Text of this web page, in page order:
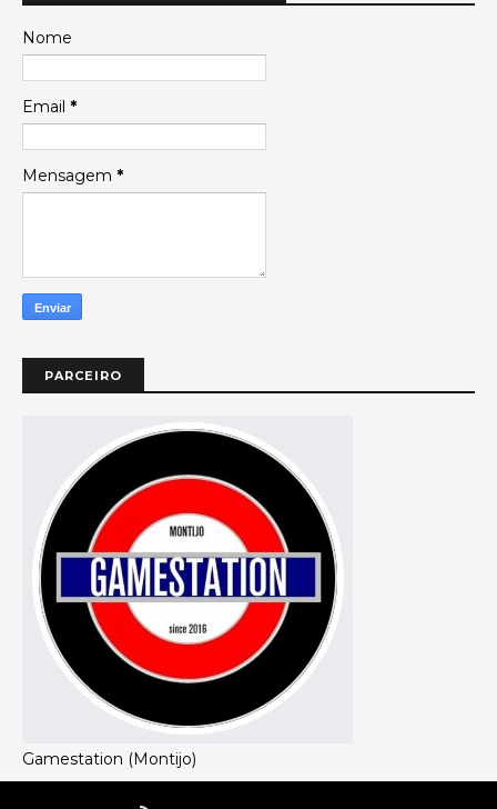
Nome
Email *
Mensagem *
PARCEIRO
Gamestation (Montijo)